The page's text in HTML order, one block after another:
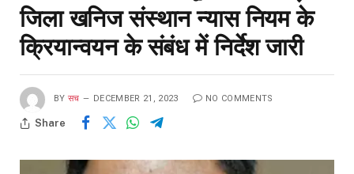
जिला खनिज संस्थान न्यास नियम के
क्रियान्वयन के संबंध में निर्देश जारी
BY सच DECEMBER 21, 2023 NO COMMENTS
Share